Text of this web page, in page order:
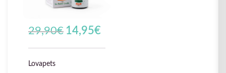
29,90€ Le prix initial
29,90€.
14,95€
est :
Lovapets